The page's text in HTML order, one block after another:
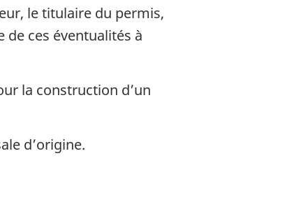
le titulaire du permis,
de ces éventualités à
la construction d’un
d’origine.